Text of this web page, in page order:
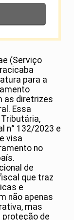
(Serviço
para a
as diretrizes
Essa
n° 132/2023 e
visa
no
de
que traz
e
não apenas
mas
de